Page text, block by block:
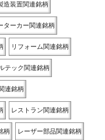
造装置関連銘柄
ターカー関連銘柄
リフォーム関連銘柄
テック関連銘柄
連銘柄
レストラン関連銘柄
柄 レーザー部品関連銘柄